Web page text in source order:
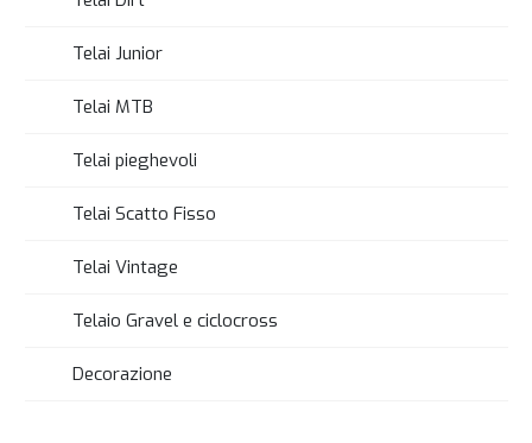
Telai Junior
Telai MTB
Telai pieghevoli
Telai Scatto Fisso
Telai Vintage
Telaio Gravel e ciclocross
Decorazione